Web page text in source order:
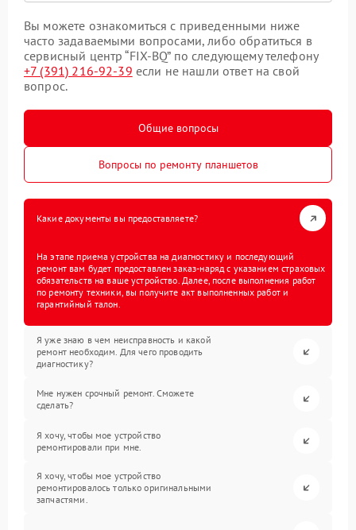
Вы можете ознакомиться с приведенными ниже
часто задаваемыми вопросами, либо обратиться в
сервисный центр “FIX-BQ” по следующему телефону
+7 (391) 216-92-39 если не нашли ответ на свой
вопрос.
Общие вопросы
Вопросы по ремонту планшетов
Какие документы вы предоставляете?
На этапе приема устройства на диагностику и последующий
ремонт вам будет предоставлен заказ-наряд с указанием страховых
обязательств на ваше устройство. Далее, после выполнения работ
по ремонту техники, вы получите акт выполненных работ и
гарантийный талон.
Я уже знаю в чем неисправность и какой
ремонт необходим. Для чего проводить
диагностику?
Мне нужен срочный ремонт. Сможете
сделать?
Я хочу, чтобы мое устройство
ремонтировали при мне.
Я хочу, чтобы мое устройство
ремонтировалось только оригинальными
запчастями.